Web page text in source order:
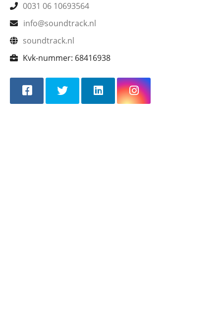
0031 06 10693564
info@soundtrack.nl
soundtrack.nl
Kvk-nummer: 68416938